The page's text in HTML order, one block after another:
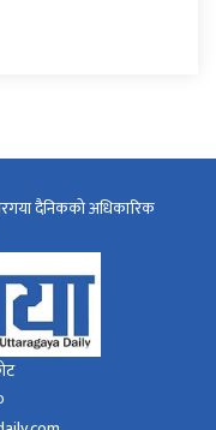
दैनिकको अधिकारिक